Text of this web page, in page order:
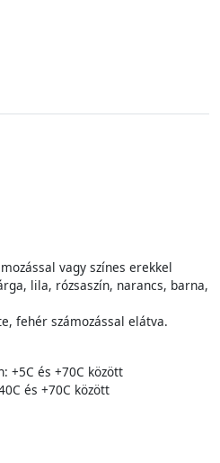
vagy színes erekkel
lila, rózsaszín, narancs, barna,
fehér számozással elátva.
+5C és +70C között
és +70C között